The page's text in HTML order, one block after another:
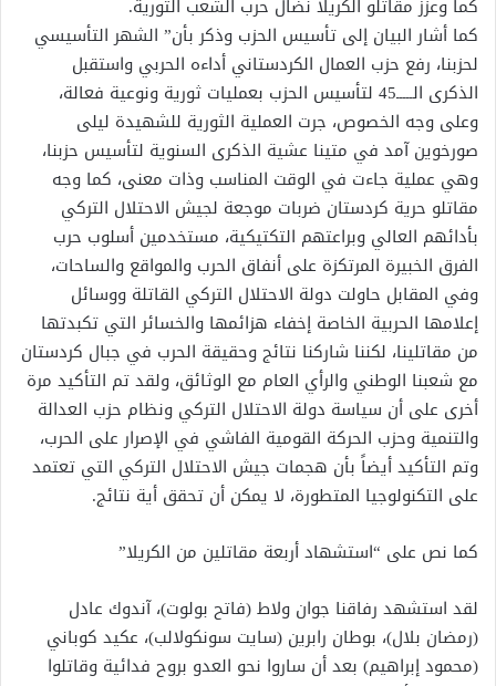
كما وعزز مقاتلو الكريلا نضال حرب الشعب الثورية.
كما أشار البيان إلى تأسيس الحزب وذكر بأن” الشهر التأسيسي
لحزبنا، رفع حزب العمال الكردستاني أداءه الحربي واستقبل
الذكرى الـــــ45 لتأسيس الحزب بعمليات ثورية ونوعية فعالة،
وعلى وجه الخصوص، جرت العملية الثورية للشهيدة ليلى
صورخوين آمد في متينا عشية الذكرى السنوية لتأسيس حزبنا،
وهي عملية جاءت في الوقت المناسب وذات معنى، كما وجه
مقاتلو حرية كردستان ضربات موجعة لجيش الاحتلال التركي
بأدائهم العالي وبراعتهم التكتيكية، مستخدمين أسلوب حرب
الفرق الخبيرة المرتكزة على أنفاق الحرب والمواقع والساحات،
وفي المقابل حاولت دولة الاحتلال التركي القاتلة ووسائل
إعلامها الحربية الخاصة إخفاء هزائمها والخسائر التي تكبدتها
من مقاتلينا، لكننا شاركنا نتائج وحقيقة الحرب في جبال كردستان
مع شعبنا الوطني والرأي العام مع الوثائق، ولقد تم التأكيد مرة
أخرى على أن سياسة دولة الاحتلال التركي ونظام حزب العدالة
والتنمية وحزب الحركة القومية الفاشي في الإصرار على الحرب،
وتم التأكيد أيضاً بأن هجمات جيش الاحتلال التركي التي تعتمد
على التكنولوجيا المتطورة، لا يمكن أن تحقق أية نتائج.
كما نص على “استشهاد أربعة مقاتلين من الكريلا”
لقد استشهد رفاقنا جوان ولاط (فاتح بولوت)، آندوك عادل
(رمضان بلال)، بوطان رابرين (سايت سونكولالب)، عكيد كوباني
(محمود إبراهيم) بعد أن ساروا نحو العدو بروح فدائية وقاتلوا